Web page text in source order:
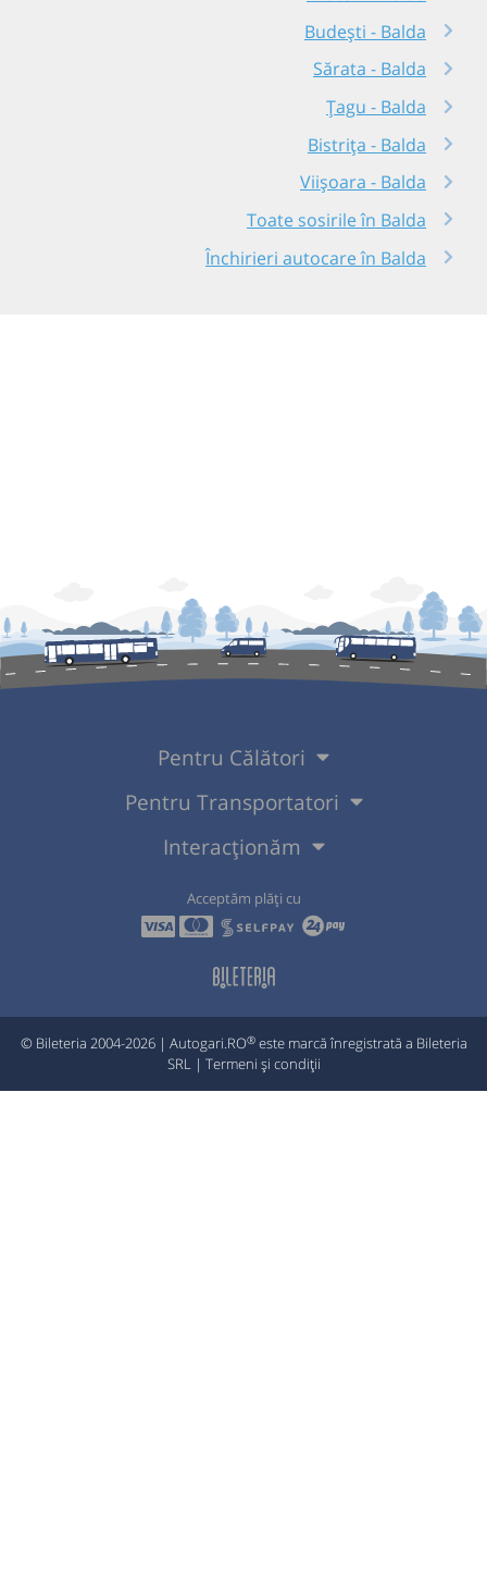
Budești - Balda
Sărata - Balda
Țagu - Balda
Bistrița - Balda
Viișoara - Balda
Toate sosirile în Balda
Închirieri autocare în Balda
Pentru Călători
Pentru Transportatori
Interacționăm
Acceptăm plăți cu
© Bileteria 2004-2026 | Autogari.RO®este marcă înregistrată a Bileteria
SRL | Termeni și condiții